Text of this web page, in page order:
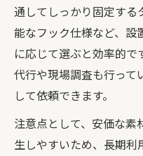
通してしっかり固定す
能なフック仕様など、設
に応じて選ぶと効率的で
代行や現場調査も行って
して依頼できます。
注意点として、安価な素
生しやすいため、長期